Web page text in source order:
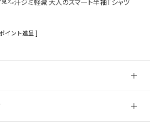
汗ジミ軽減 大人のスマート半袖Tシャツ
イント進呈 ]
れ